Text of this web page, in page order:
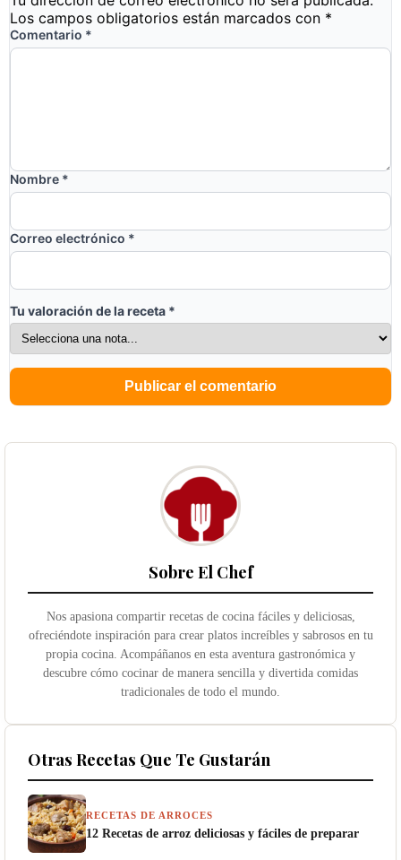
Los campos obligatorios están marcados con *
Comentario *
Nombre *
Correo electrónico *
Tu valoración de la receta *
Sobre El Chef
Nos apasiona compartir recetas de cocina fáciles y deliciosas,
ofreciéndote inspiración para crear platos increíbles y sabrosos en tu
propia cocina. Acompáñanos en esta aventura gastronómica y
descubre cómo cocinar de manera sencilla y divertida comidas
tradicionales de todo el mundo.
Otras Recetas Que Te Gustarán
RECETAS DE ARROCES
12 Recetas de arroz deliciosas y fáciles de preparar